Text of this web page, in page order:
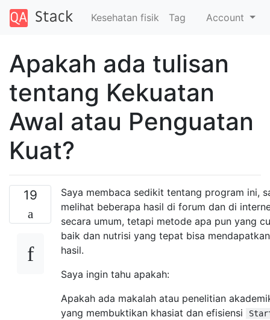
Kesehatan fisik Tag Account
Apakah ada tulisan
tentang Kekuatan
Awal atau Penguatan
Kuat?
19
Saya membaca sedikit tentang program ini,
melihat beberapa hasil di forum dan di
secara umum, tetapi metode apa pun yang
baik dan nutrisi yang tepat bisa mendapatkan
hasil.
Saya ingin tahu apakah:
Apakah ada makalah atau penelitian
yang membuktikan khasiat dan efisiensi